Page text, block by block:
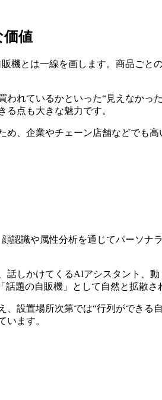
価値
機とは一線を画します。商品ご
れているかといった“見えなか
点も大きな魅力です。
、企業やチェーン店舗などでも
認識や属性分析を通じてパーソ
しかけてくるAIアシスタント、
題の自販機」として自然と拡散さ
設置場所次第では“行列ができ
います。